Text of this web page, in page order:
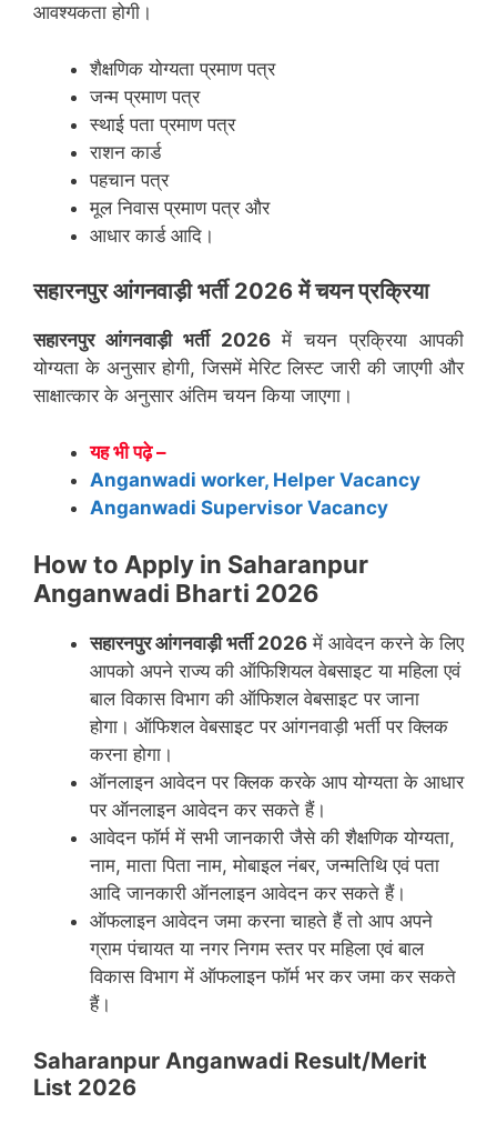
आवश्यकता होगी।
शैक्षणिक योग्यता प्रमाण पत्र
जन्म प्रमाण पत्र
स्थाई पता प्रमाण पत्र
राशन कार्ड
पहचान पत्र
मूल निवास प्रमाण पत्र और
आधार कार्ड आदि।
सहारनपुर आंगनवाड़ी भर्ती 2026 में चयन प्रक्रिया
सहारनपुर आंगनवाड़ी भर्ती 2026में चयन प्रक्रिया आपकी
योग्यता के अनुसार होगी, जिसमें मेरिट लिस्ट जारी की जाएगी और
साक्षात्कार के अनुसार अंतिम चयन किया जाएगा।
यह भी पढ़े –
Anganwadi worker, Helper Vacancy
Anganwadi Supervisor Vacancy
How to Apply in Saharanpur
Anganwadi Bharti 2026
सहारनपुरआंगनवाड़ी भर्ती 2026 में आवेदन करने के लिए
आपको अपने राज्य की ऑफिशियल वेबसाइट या महिला एवं
बाल विकास विभाग की ऑफिशल वेबसाइट पर जाना
होगा। ऑफिशल वेबसाइट पर आंगनवाड़ी भर्ती पर क्लिक
करना होगा।
ऑनलाइन आवेदन पर क्लिक करके आप योग्यता के आधार
पर ऑनलाइन आवेदन कर सकते हैं।
आवेदन फॉर्म में सभी जानकारी जैसे की शैक्षणिक योग्यता,
नाम, माता पिता नाम, मोबाइल नंबर, जन्मतिथि एवं पता
आदि जानकारी ऑनलाइन आवेदन कर सकते हैं।
ऑफलाइन आवेदन जमा करना चाहते हैं तो आप अपने
ग्राम पंचायत या नगर निगम स्तर पर महिला एवं बाल
विकास विभाग में ऑफलाइन फॉर्म भर कर जमा कर सकते
हैं।
Saharanpur Anganwadi Result/Merit
List 2026